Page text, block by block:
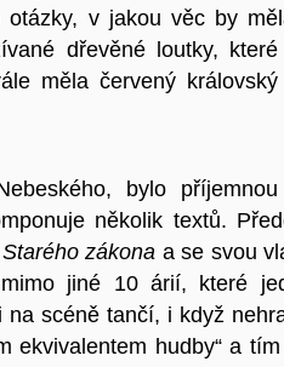
v jakou věc by
dřevěné loutky,
měla červený
bylo
několik textů.
Starého zákona a se svou
jiné 10 árií, které
na scéně tančí, i když
ekvivalentem hudby“ a